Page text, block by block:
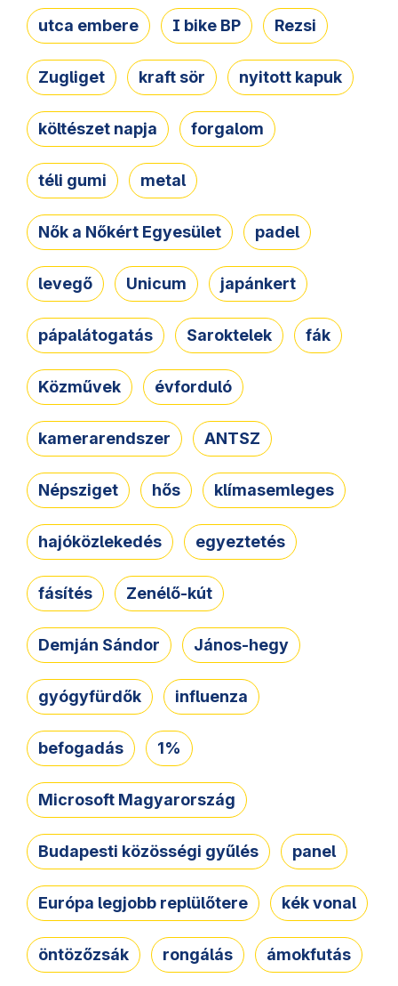
utca embere I bike BP Rezsi
Zugliget kraft sör nyitott kapuk
költészet napja forgalom
téli gumi metal
Nők a Nőkért Egyesület padel
levegő Unicum japánkert
pápalátogatás Saroktelek fák
Közművek évforduló
kamerarendszer ANTSZ
Népsziget hős klímasemleges
hajóközlekedés egyeztetés
fásítés Zenélő-kút
Demján Sándor János-hegy
gyógyfürdők influenza
befogadás 1%
Microsoft Magyarország
Budapesti közösségi gyűlés panel
Európa legjobb replülőtere kék vonal
öntözőzsák rongálás ámokfutás